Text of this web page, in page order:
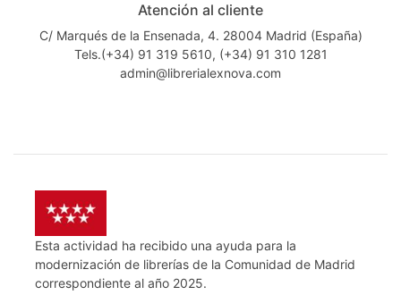
Atención al cliente
C/ Marqués de la Ensenada, 4. 28004 Madrid (España)
Tels.(+34) 91 319 5610, (+34) 91 310 1281
admin@librerialexnova.com
Esta actividad ha recibido una ayuda para la
modernización de librerías de la Comunidad de Madrid
correspondiente al año 2025.